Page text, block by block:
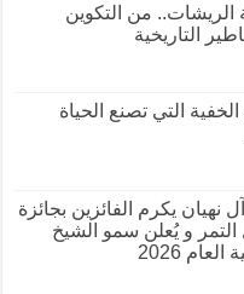
الريشات.. من التكوين
التاريخية
التي تصنع الحياة
نهيان يكرم الفائزين بجائزة
التمر و يُعلن سمو الشيخ
2026